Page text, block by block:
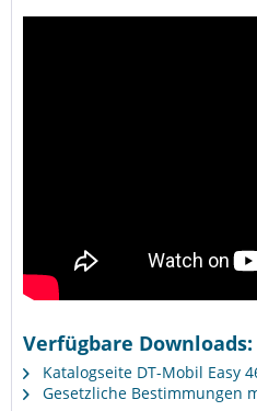
Verfügbare Downloads:
Katalogseite DT-Mobil Easy
Gesetzliche Bestimmungen